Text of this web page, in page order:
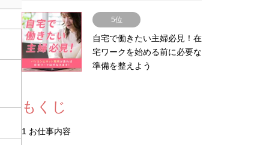
5位
自宅で働きたい主婦必見！在
宅ワークを始める前に必要な
準備を整えよう
もくじ
1 お仕事内容